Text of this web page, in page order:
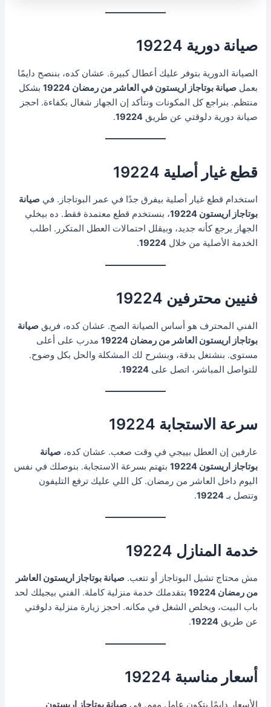
صيانة دورية 19224
الصيانة الدورية بتوفر عليك أعطال كبيرة. عشان كده، بننصح دايمًا
بعملصيانة بوتاجاز اريستون في العاشر من رمضان 19224
بشكل
منتظم. بنراجع كل المكونات ونتأكد إن الجهاز شغال بكفاءة. احجز
صيانة دورية دلوقتي عن طريق19224
.
قطع غيار أصلية 19224
استخدام قطع غيار أصلية بيفرق جدًا في عمر البوتاجاز. فيصيانة
بوتاجاز اريستون 19224
، بنستخدم قطع معتمدة فقط. ده بيخلي
الجهاز يرجع كأنه جديد، وبيقلل احتمالات العطل المتكرر. اطلب
الخدمة الأصلية من خلال19224
.
فنيين محترفين 19224
الفني المحترف هو أساس الصيانة الصح. عشان كده، فريقصيانة
بوتاجاز اريستون العاشر من رمضان 19224
مدرب على أعلى
مستوى. بنشتغل بدقة، وبنشرح لك المشكلة والحل بكل وضوح.
للتواصل المباشر، اتصل على19224
.
سرعة الاستجابة 19224
عارفين إن العطل بييجي في وقت صعب. عشان كده،صيانة
بوتاجاز اريستون 19224
بتهتم بسرعة الاستجابة. بنوصلك في نفس
اليوم داخل العاشر من رمضان. كل اللي عليك ترفع التليفون
وتتصل بـ19224
.
خدمة المنازل 19224
مش محتاج تشيل البوتاجاز أو تتعب.صيانة بوتاجاز اريستون العاشر
من رمضان 19224
بتقدملك خدمة منزلية كاملة. الفني بيجيلك لحد
باب البيت، ويخلص الشغل في مكانه. احجز زيارة منزلية دلوقتي
عن طريق19224
.
أسعار مناسبة 19224
الأسعار دايمًا بتكون عامل مهم. فيصيانة بوتاجاز اريستون